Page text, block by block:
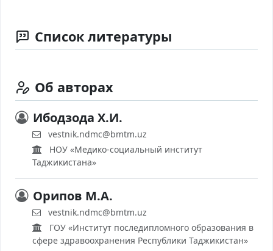
Список литературы
Об авторах
Ибодзода Х.И.
vestnik.ndmc@bmtm.uz
НОУ «Медико-социальный институт
Таджикистана»
Орипов М.А.
vestnik.ndmc@bmtm.uz
ГОУ «Институт последипломного образования в
сфере здравоохранения Республики Таджикистан»